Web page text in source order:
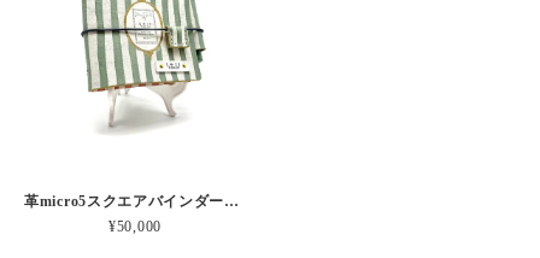
革micro5スクエアバインダー手帳 “ メロン・イチゴシェイク 昼下がりのお茶会” 本革
¥50,000